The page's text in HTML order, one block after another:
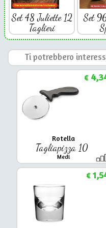
Set 48 Juliette 12
Taglieri
Set
Ti potrebbero
Rotella
Tagliapizza 10
Medi
€
€